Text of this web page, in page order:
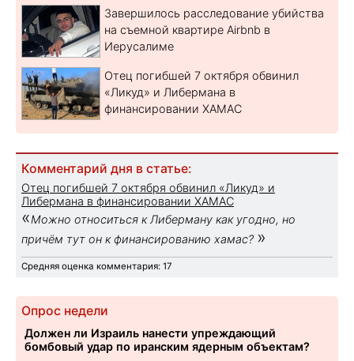
Завершилось расследование убийства
на съемной квартире Airbnb в
Иерусалиме
Отец погибшей 7 октября обвинил
«Ликуд» и Либермана в
финансировании ХАМАС
Комментарий дня в статье:
Отец погибшей 7 октября обвинил «Ликуд» и
Либермана в финансировании ХАМАС
«Можно относиться к Либерману как угодно, но
причём тут он к финансированию хамас? »
Средняя оценка комментария: 17
Опрос недели
Должен ли Израиль нанести упреждающий
бомбовый удар по иранским ядерным объектам?